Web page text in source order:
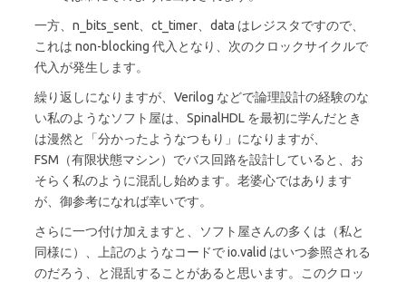
一方、n_bits_sent、ct_timer、data はレジスタですので、
これは non-blocking 代入となり、次のクロックサイクルで
代入が発生します。
繰り返しになりますが、Verilog などで論理設計の経験のな
い私のようなソフト屋は、SpinalHDL を最初に学んだとき
は漫然と「分かったようなつもり」になりますが、
FSM（有限状態マシン）でバス回路を設計していると、お
そらく私のように混乱し始めます。老婆心ではあります
が、御参考になれば幸いです。
さらに一つ付け加えますと、ソフト屋さんの多くは（私と
同様に）、上記のようなコードで io.valid はいつ参照される
のだろう、と混乱することがあると思います。このクロッ